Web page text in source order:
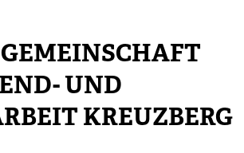
UND
KREUZBERG